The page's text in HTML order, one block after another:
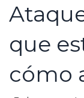
que
cómo